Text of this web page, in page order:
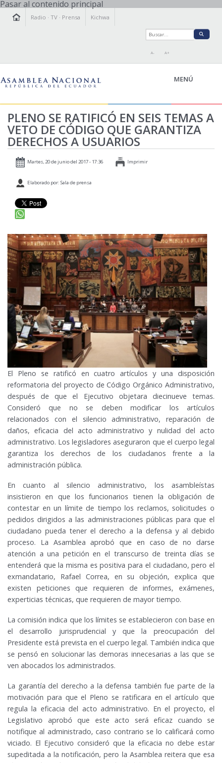
Pasar al contenido principal
Radio ·TV · Prensa Kichwa
A- A+
MENÚ
LA ASAMBLEA
LEGISLAMOS
FISCALIZAMOS
PRENSA
PARTICIPACIÓN
RELACIONES INTERNACIONALES
AGENDA
PLENO SE RATIFICÓ EN SEIS TEMAS A
VETO DE CÓDIGO QUE GARANTIZA
DERECHOS A USUARIOS
Martes, 20 de junio del 2017 - 17:36 Imprimir
Elaborado por: Sala de prensa
El Pleno se ratificó en cuatro artículos y una disposición
reformatoria del proyecto de Código Orgánico Administrativo,
después de que el Ejecutivo objetara diecinueve temas.
Consideró que no se deben modificar los artículos
relacionados con el silencio administrativo, reparación de
daños, eficacia del acto administrativo y nulidad del acto
administrativo. Los legisladores aseguraron que el cuerpo legal
garantiza los derechos de los ciudadanos frente a la
administración pública.
En cuanto al silencio administrativo, los asambleístas
insistieron en que los funcionarios tienen la obligación de
contestar en un límite de tiempo los reclamos, solicitudes o
pedidos dirigidos a las administraciones públicas para que el
ciudadano pueda tener el derecho a la defensa y al debido
proceso. La Asamblea aprobó que en caso de no darse
atención a una petición en el transcurso de treinta días se
entenderá que la misma es positiva para el ciudadano, pero el
exmandatario, Rafael Correa, en su objeción, explica que
existen peticiones que requieren de informes, exámenes,
experticias técnicas, que requieren de mayor tiempo.
La comisión indica que los límites se establecieron con base en
el desarrollo jurisprudencial y que la preocupación del
Presidente está prevista en el cuerpo legal. También indica que
se pensó en solucionar las demoras innecesarias a las que se
ven abocados los administrados.
La garantía del derecho a la defensa también fue parte de la
motivación para que el Pleno se ratificara en el artículo que
regula la eficacia del acto administrativo. En el proyecto, el
Legislativo aprobó que este acto será eficaz cuando se
notifique al administrado, caso contrario se lo calificará como
viciado. El Ejecutivo consideró que la eficacia no debe estar
supeditada a la notificación, pero la Asamblea reitera que esa